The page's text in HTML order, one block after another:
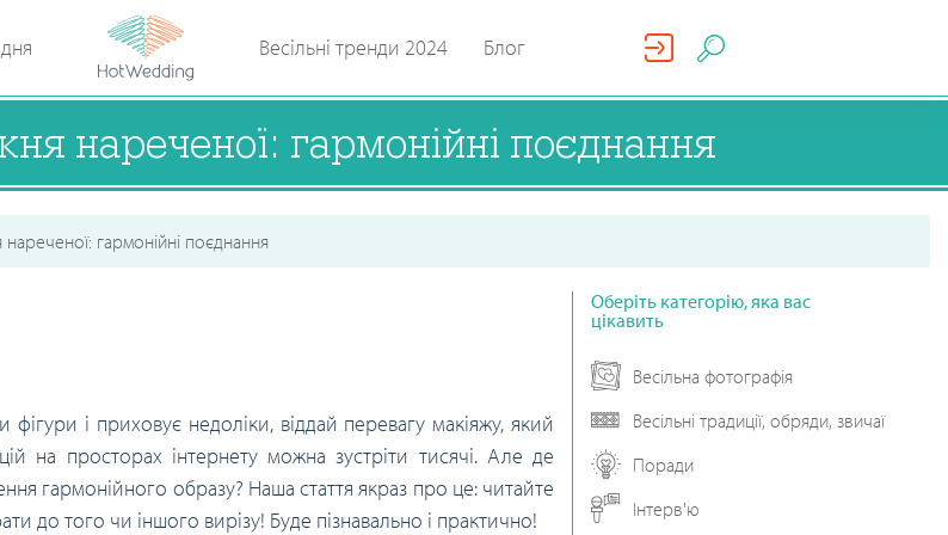
Весільні тренди 2024 Блог
нареченої: гармонійні поєднання
нареченої: гармонійні поєднання
і приховує недоліки, віддай перевагу макіяжу, який
на просторах інтернету можна зустріти тисячі. Але де
гармонійного образу? Наша стаття якраз про це: читайте
до того чи іншого вирізу! Буде пізнавально і практично!
Оберіть категорію, яка вас
цікавить
Весільна фотографія
Весільні традиції, обряди, звичаї
Поради
Інтерв'ю